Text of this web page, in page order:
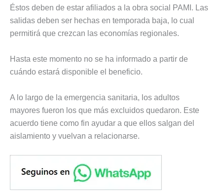
Éstos deben de estar afiliados a la obra social PAMI. Las
salidas deben ser hechas en temporada baja, lo cual
permitirá que crezcan las economías regionales.
Hasta este momento no se ha informado a partir de
cuándo estará disponible el beneficio.
A lo largo de la emergencia sanitaria, los adultos
mayores fueron los que más excluidos quedaron. Este
acuerdo tiene como fin ayudar a que ellos salgan del
aislamiento y vuelvan a relacionarse.